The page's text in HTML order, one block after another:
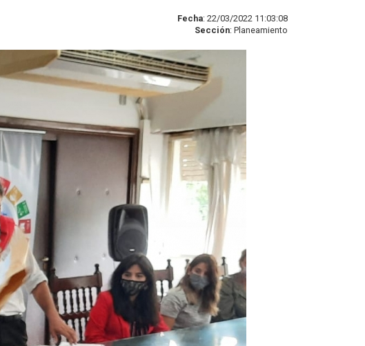
Fecha: 22/03/2022 11:03:08
Sección: Planeamiento